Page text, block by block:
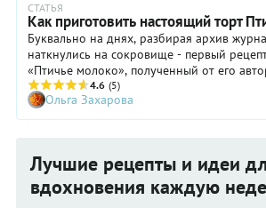
СТАТЬЯ
Как приготовить настоящий торт
Буквально на днях, разбирая архив
наткнулись на сокровище - первый
«Птичье молоко», полученный от его
время этот торт стал классикой для
стола. Время прошло, но он не потерял
Многие хозяйки готовят этот торт по-
всё получилось. Только мы изменили
немного иначе его украсили, но всё
автор!
4.6 (5)
Ольга Захарова
Лучшие рецепты и идеи
вдохновения каждую